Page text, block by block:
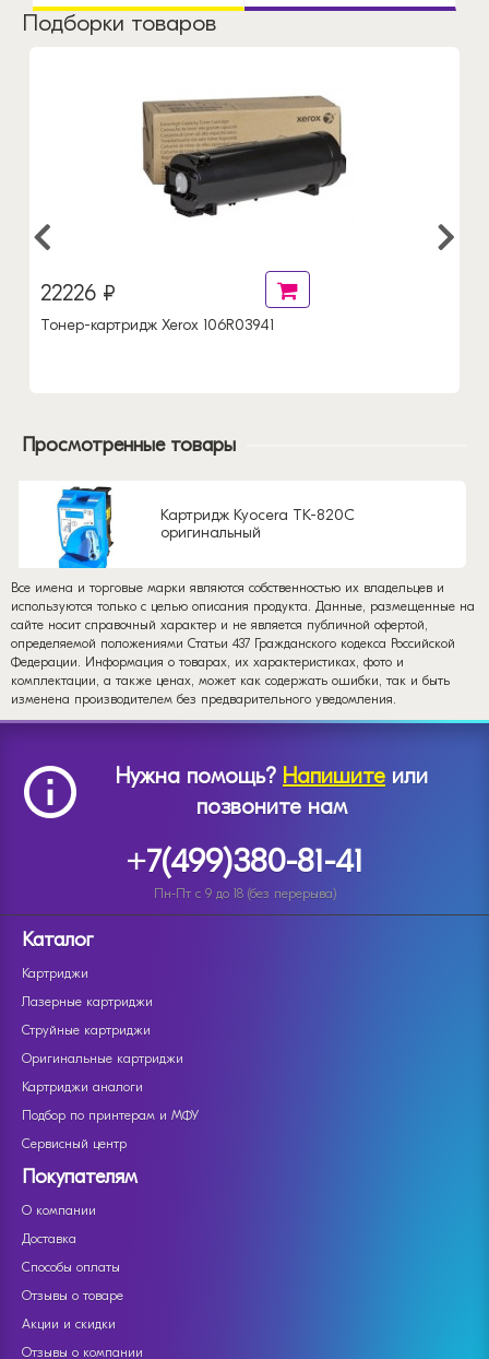
Подборки товаров
22226 ₽
Тонер-картридж Xerox 106R03941
Просмотренные товары
Картридж Kyocera TK-820C
оригинальный
Все имена и торговые марки являются собственностью их владельцев и
используются только с целью описания продукта. Данные, размещенные на
сайте носит справочный характер и не является публичной офертой,
определяемой положениями Статьи 437 Гражданского кодекса Российской
Федерации. Информация о товарах, их характеристиках, фото и
комплектации, а также ценах, может как содержать ошибки, так и быть
изменена производителем без предварительного уведомления.
Нужна помощь? Напишите или
позвоните нам
+7(499)380-81-41
Пн-Пт с 9 до 18 (без перерыва)
Каталог
Картриджи
Лазерные картриджи
Струйные картриджи
Оригинальные картриджи
Картриджи аналоги
Подбор по принтерам и МФУ
Сервисный центр
Покупателям
О компании
Доставка
Способы оплаты
Отзывы о товаре
Акции и скидки
Отзывы о компании